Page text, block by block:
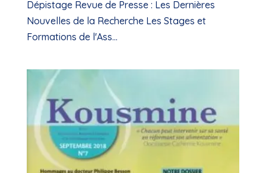
Dépistage Revue de Presse : Les Dernières
Nouvelles de la Recherche Les Stages et
Formations de l'Ass...